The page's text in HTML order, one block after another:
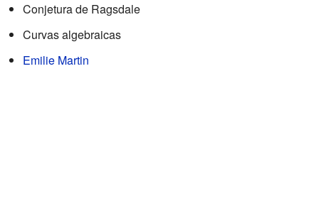
Conjetura de Ragsdale
Curvas algebraicas
Emilie Martin